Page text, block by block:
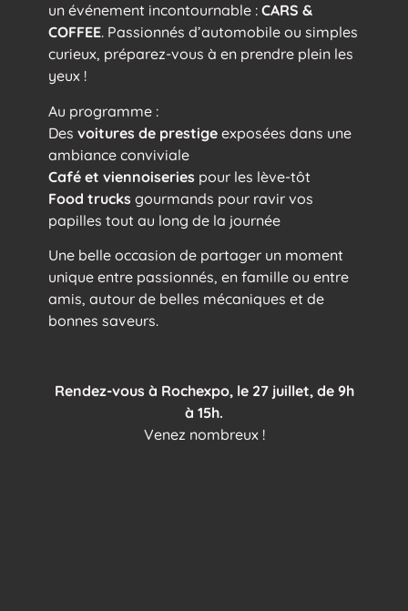
un événement incontournable : CARS &
COFFEE. Passionnés d’automobile ou simples
curieux, préparez-vous à en prendre plein les
yeux !
Au programme :
Des voitures de prestige exposées dans une
ambiance conviviale
Café et viennoiseries pour les lève-tôt
Food trucks gourmands pour ravir vos
papilles tout au long de la journée
Une belle occasion de partager un moment
unique entre passionnés, en famille ou entre
amis, autour de belles mécaniques et de
bonnes saveurs.
Rendez-vous à Rochexpo, le 27 juillet, de 9h
à 15h.
Venez nombreux !